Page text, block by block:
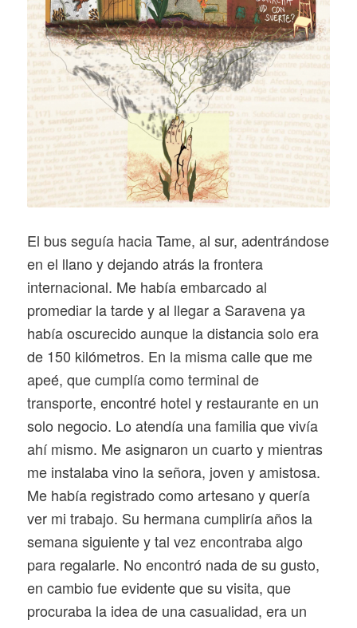
El bus seguía hacia Tame, al sur, adentrándose
en el llano y dejando atrás la frontera
internacional. Me había embarcado al
promediar la tarde y al llegar a Saravena ya
había oscurecido aunque la distancia solo era
de 150 kilómetros. En la misma calle que me
apeé, que cumplía como terminal de
transporte, encontré hotel y restaurante en un
solo negocio. Lo atendía una familia que vivía
ahí mismo. Me asignaron un cuarto y mientras
me instalaba vino la señora, joven y amistosa.
Me había registrado como artesano y quería
ver mi trabajo. Su hermana cumpliría años la
semana siguiente y tal vez encontraba algo
para regalarle. No encontró nada de su gusto,
en cambio fue evidente que su visita, que
procuraba la idea de una casualidad, era un